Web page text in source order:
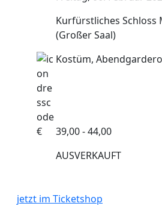
Kurfürstliches Schloss
(Großer Saal)
Kostüm,
€
39,00 - 44,00
AUSVERKAUFT
jetzt im Ticketshop